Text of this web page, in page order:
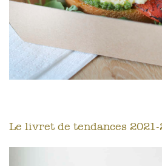
Le livret de tendances 2021-